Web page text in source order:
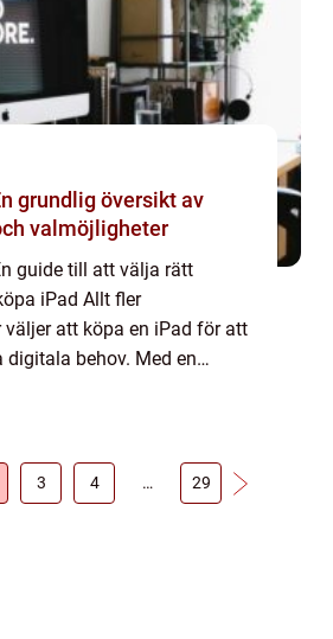
grundlig översikt av
valmöjligheter
guide till att välja rätt
iPad Allt fler
väljer att köpa en iPad för att
behov. Med en
3 4 … 29